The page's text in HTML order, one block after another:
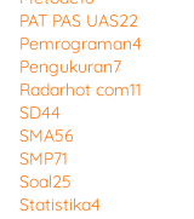
PAT PAS UAS22
Pemrograman4
Pengukuran7
Radarhot com11
SD44
SMA56
SMP71
Soal25
Statistika4